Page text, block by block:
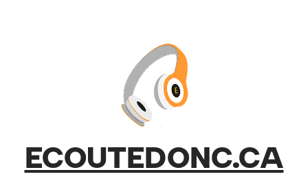
ECOUTEDONC.CA